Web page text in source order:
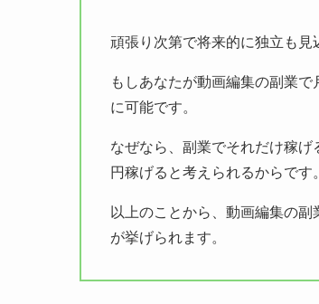
頑張り次第で将来的に独立も見
もしあなたが動画編集の副業
に可能です。
なぜなら、副業でそれだけ稼
円稼げると考えられるからです。
以上のことから、動画編集の
が挙げられます。